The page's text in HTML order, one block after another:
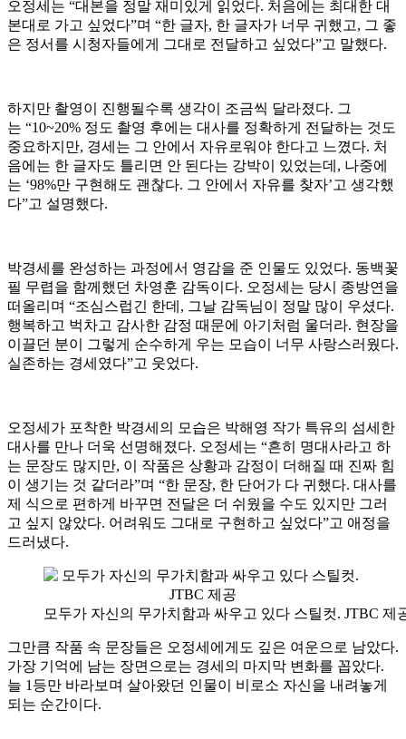
오정세는 “대본을 정말 재미있게 읽었다. 처음에는 최대한 대
본대로 가고 싶었다”며 “한 글자, 한 글자가 너무 귀했고, 그 좋
은 정서를 시청자들에게 그대로 전달하고 싶었다”고 말했다.
하지만 촬영이 진행될수록 생각이 조금씩 달라졌다. 그
는 “10~20% 정도 촬영 후에는 대사를 정확하게 전달하는 것도
중요하지만, 경세는 그 안에서 자유로워야 한다고 느꼈다. 처
음에는 한 글자도 틀리면 안 된다는 강박이 있었는데, 나중에
는 ‘98%만 구현해도 괜찮다. 그 안에서 자유를 찾자’고 생각했
다”고 설명했다.
박경세를 완성하는 과정에서 영감을 준 인물도 있었다. 동백꽃
필 무렵을 함께했던 차영훈 감독이다. 오정세는 당시 종방연을
떠올리며 “조심스럽긴 한데, 그날 감독님이 정말 많이 우셨다.
행복하고 벅차고 감사한 감정 때문에 아기처럼 울더라. 현장을
이끌던 분이 그렇게 순수하게 우는 모습이 너무 사랑스러웠다.
실존하는 경세였다”고 웃었다.
오정세가 포착한 박경세의 모습은 박해영 작가 특유의 섬세한
대사를 만나 더욱 선명해졌다. 오정세는 “흔히 명대사라고 하
는 문장도 많지만, 이 작품은 상황과 감정이 더해질 때 진짜 힘
이 생기는 것 같더라”며 “한 문장, 한 단어가 다 귀했다. 대사를
제 식으로 편하게 바꾸면 전달은 더 쉬웠을 수도 있지만 그러
고 싶지 않았다. 어려워도 그대로 구현하고 싶었다”고 애정을
드러냈다.
모두가 자신의 무가치함과 싸우고 있다 스틸컷. JTBC 제
그만큼 작품 속 문장들은 오정세에게도 깊은 여운으로 남았다.
가장 기억에 남는 장면으로는 경세의 마지막 변화를 꼽았다.
늘 1등만 바라보며 살아왔던 인물이 비로소 자신을 내려놓게
되는 순간이다.